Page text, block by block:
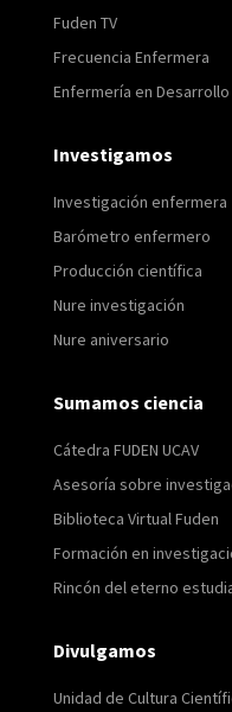
Fuden TV
Frecuencia Enfermera
Enfermería en Desarrollo
Investigamos
Investigación enfermera
Barómetro enfermero
Producción científica
Nure investigación
Nure aniversario
Sumamos ciencia
Cátedra FUDEN UCAV
Asesoría sobre
Biblioteca Virtual Fuden
Formación en
Rincón del eterno
Divulgamos
Unidad de Cultura